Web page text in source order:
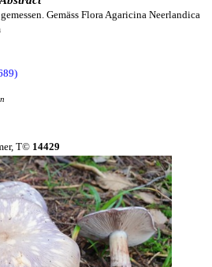
Gemäss Flora Agaricina Neerlandica
T© 14429